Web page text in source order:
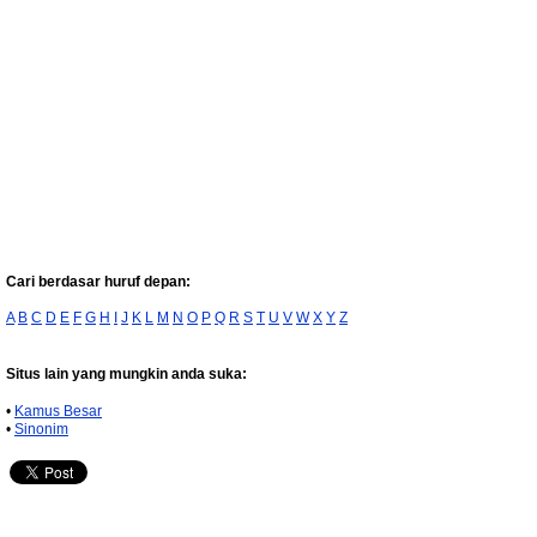
Cari berdasar huruf depan:
A B C D E F G H J K L M N O P Q R S T U V W X Y Z
Situs lain yang mungkin anda suka:
• Kamus Besar
• Sinonim